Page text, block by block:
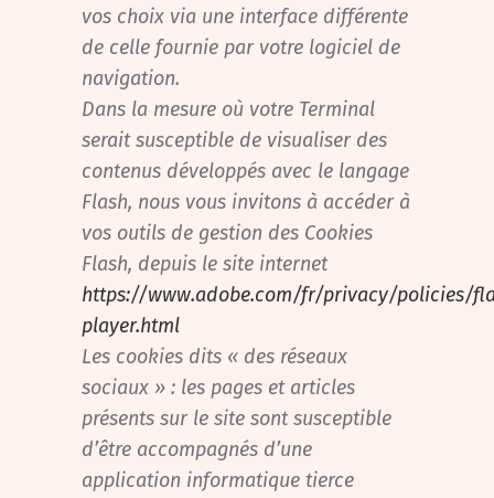
vos choix via une interface différente
de celle fournie par votre logiciel de
navigation.
Dans la mesure où votre Terminal
serait susceptible de visualiser des
contenus développés avec le langage
Flash, nous vous invitons à accéder à
vos outils de gestion des Cookies
Flash, depuis le site internet
https://www.adobe.com/fr/privacy/policies/
player.html
Les cookies dits « des réseaux
sociaux » : les pages et articles
présents sur le site sont susceptible
d’être accompagnés d’une
application informatique tierce